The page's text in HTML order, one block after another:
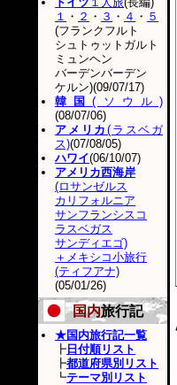
１ ・ ２ ・ ３ ・ ４ ・ ５
(フランクフルト
シュトゥットガルト
ミュンヘン
バーデンバーデン
ケルン)(09/07/17)
韓国(ソウル)
(08/07/06)
アメリカ (ラスベガ
ス)(07/08/05)
ハワイ(06/10/07)
アメリカ西海岸
(ロサンゼルス
カリフォルニア
サンフランシスコ
ラスベガス
サンディエゴ)
＋メキシコ小旅行
(ティフアナ)
(05/01/26)
国内旅行記
★国内旅行記一覧
┣ 日付順リスト
┣都道府県別リスト
┗テーマ別リスト